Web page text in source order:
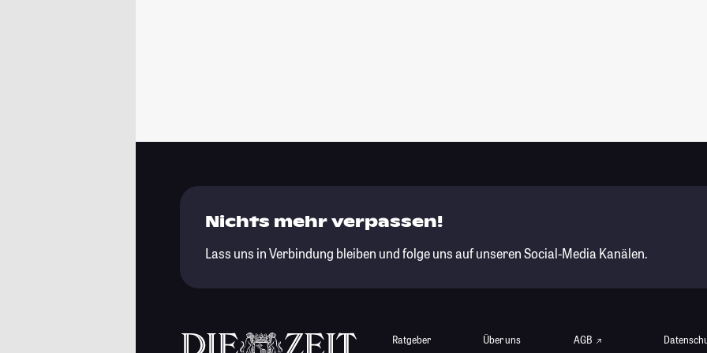
Nichts mehr verpassen!
Lass uns in Verbindung bleiben und folge uns auf unseren Social-Media Kanälen.
Ratgeber Über uns AGB